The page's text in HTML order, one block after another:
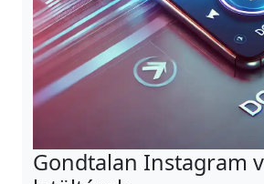
Gondtalan Instagram